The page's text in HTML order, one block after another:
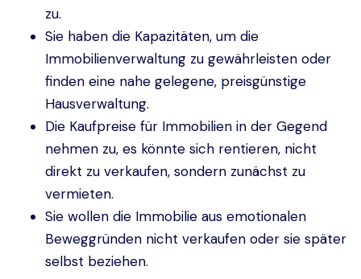
zu.
Sie haben die Kapazitäten, um die
Immobilienverwaltung zu gewährleisten oder
finden eine nahe gelegene, preisgünstige
Hausverwaltung.
Die Kaufpreise für Immobilien in der Gegend
nehmen zu, es könnte sich rentieren, nicht
direkt zu verkaufen, sondern zunächst zu
vermieten.
Sie wollen die Immobilie aus emotionalen
Beweggründen nicht verkaufen oder sie später
selbst beziehen.